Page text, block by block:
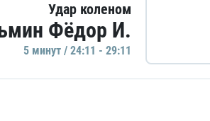
Удар коленом
Фёдор И.
5 минут / 24:11 - 29:11